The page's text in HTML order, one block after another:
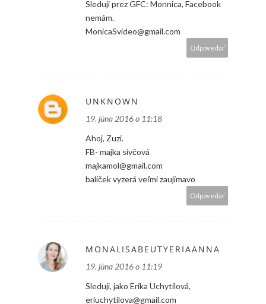
Sleduji prez GFC: Monnica, Facebook
nemám.
MonicaSvideo@gmail.com
Odpovedať
UNKNOWN
19. júna 2016 o 11:18
Ahoj, Zuzi.
FB- majka sivčová
majkamol@gmail.com
balíček vyzerá veľmi zaujímavo
Odpovedať
MONALISABEUTYERIAANNA
19. júna 2016 o 11:19
Sleduji, jako Erika Uchytilová,
eriuchytilova@gmail.com